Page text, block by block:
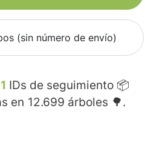
(sin número de envío)
IDs de seguimiento 📦
en 12.699 árboles 🌳.